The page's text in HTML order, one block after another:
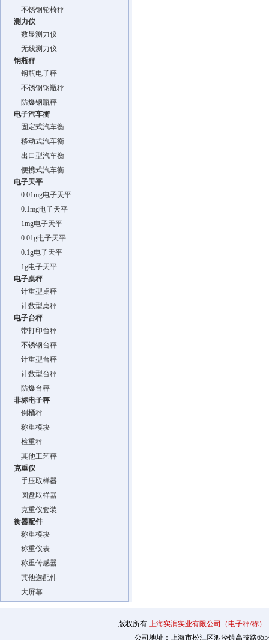
不锈钢轮椅秤
测力仪
数显测力仪
无线测力仪
钢瓶秤
钢瓶电子秤
不锈钢钢瓶秤
防爆钢瓶秤
电子汽车衡
固定式汽车衡
移动式汽车衡
出口型汽车衡
便携式汽车衡
电子天平
0.01mg电子天平
0.1mg电子天平
1mg电子天平
0.01g电子天平
0.1g电子天平
1g电子天平
电子桌秤
计重型桌秤
计数型桌秤
电子台秤
带打印台秤
不锈钢台秤
计重型台秤
计数型台秤
防爆台秤
非标电子秤
倒桶秤
称重模块
检重秤
其他工艺秤
克重仪
手压取样器
圆盘取样器
克重仪套装
衡器配件
称重模块
称重仪表
称重传感器
其他选配件
大屏幕
版权所有:上海实润实业有限公司（电子秤/称）
公司地址：上海市松江区泗泾镇高技路655